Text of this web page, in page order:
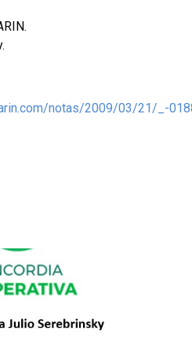
notas/2009/03/21/_-